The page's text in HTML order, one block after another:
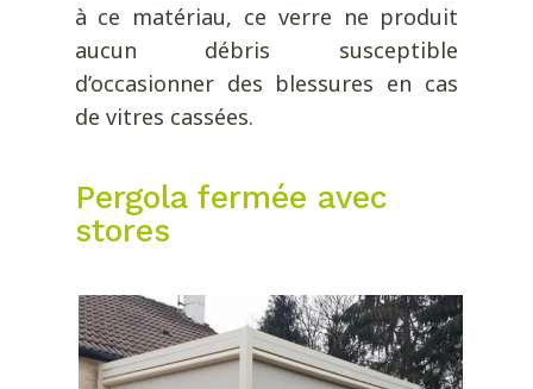
à ce matériau, ce verre ne produit
aucun débris susceptible
d’occasionner des blessures en cas
de vitres cassées.
Pergola fermée avec
stores